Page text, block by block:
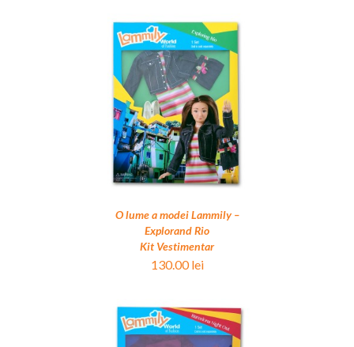
O lume a modei Lammily –
Explorand Rio
Kit Vestimentar
130.00lei